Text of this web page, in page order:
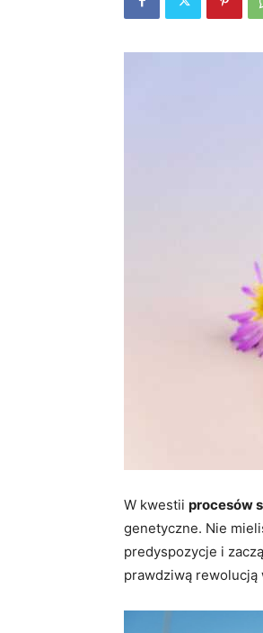
W kwestii procesów
genetyczne. Nie
predyspozycje i
prawdziwą rewolucją